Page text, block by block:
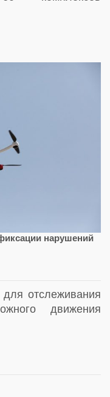
нарушений
для отслеживания
движения